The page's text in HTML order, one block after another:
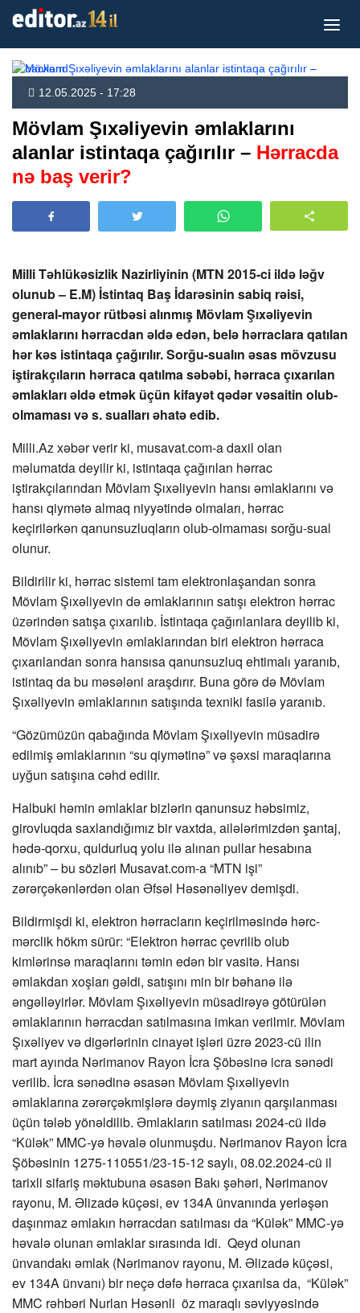
12.05.2025 - 17:28
Mövlam Şıxəliyevin əmlaklarını
alanlar istintaqa çağırılır – Hərracda
nə baş verir?
Milli Təhlükəsizlik Nazirliyinin (MTN 2015-ci ildə ləğv
olunub – E.M) İstintaq Baş İdarəsinin sabiq rəisi,
general-mayor rütbəsi alınmış Mövlam Şıxəliyevin
əmlaklarını hərracdan əldə edən, belə hərraclara qatılan
hər kəs istintaqa çağırılır. Sorğu-sualın əsas mövzusu
iştirakçıların hərraca qatılma səbəbi, hərraca çıxarılan
əmlakları əldə etmək üçün kifayət qədər vəsaitin olub-
olmaması və s. sualları əhatə edib.
Milli.Az xəbər verir ki, musavat.com-a daxil olan
məlumatda deyilir ki, istintaqa çağırılan hərrac
iştirakçılarından Mövlam Şıxəliyevin hansı əmlaklarını və
hansı qiymətə almaq niyyətində olmaları, hərrac
keçirilərkən qanunsuzluqların olub-olmaması sorğu-sual
olunur.
Bildirilir ki, hərrac sistemi tam elektronlaşandan sonra
Mövlam Şıxəliyevin də əmlaklarının satışı elektron hərrac
üzərindən satışa çıxarılıb. İstintaqa çağırılanlara deyilib ki,
Mövlam Şıxəliyevin əmlaklarından biri elektron hərraca
çıxarılandan sonra hansısa qanunsuzluq ehtimalı yaranıb,
istintaq da bu məsələni araşdırır. Buna görə də Mövlam
Şıxəliyevin əmlaklarının satışında texniki fasilə yaranıb.
“Gözümüzün qabağında Mövlam Şıxəliyevin müsadirə
edilmiş əmlaklarının “su qiymətinə” və şəxsi maraqlarına
uyğun satışına cəhd edilir.
Halbuki həmin əmlaklar bizlərin qanunsuz həbsimiz,
girovluqda saxlandığımız bir vaxtda, ailələrimizdən şantaj,
hədə-qorxu, quldurluq yolu ilə alınan pullar hesabına
alınıb” – bu sözləri Musavat.com-a “MTN işi”
zərərçəkənlərdən olan Əfsəl Həsənəliyev demişdi.
Bildirmişdi ki, elektron hərracların keçirilməsində hərc-
mərclik hökm sürür: “Elektron hərrac çevrilib olub
kimlərinsə maraqlarını təmin edən bir vasitə. Hansı
əmlakdan xoşları gəldi, satışını min bir bəhanə ilə
əngəlləyirlər. Mövlam Şıxəliyevin müsadirəyə götürülən
əmlaklarının hərracdan satılmasına imkan verilmir. Mövlam
Şıxəliyev və digərlərinin cinayət işləri üzrə 2023-cü ilin
mart ayında Nərimanov Rayon İcra Şöbəsinə icra sənədi
verilib. İcra sənədinə əsasən Mövlam Şıxəliyevin
əmlaklarına zərərçəkmişlərə dəymiş ziyanın qarşılanması
üçün tələb yönəldilib. Əmlakların satılması 2024-cü ildə
“Külək” MMC-yə həvalə olunmuşdu. Nərimanov Rayon İcra
Şöbəsinin 1275-110551/23-15-12 saylı, 08.02.2024-cü il
tarixli sifariş məktubuna əsasən Bakı şəhəri, Nərimanov
rayonu, M. Əlizadə küçəsi, ev 134A ünvanında yerləşən
daşınmaz əmlakın hərracdan satılması da “Külək” MMC-yə
həvalə olunan əmlaklar sırasında idi. Qeyd olunan
ünvandakı əmlak (Nərimanov rayonu, M. Əlizadə küçəsi,
ev 134A ünvanı) bir neçə dəfə hərraca çıxarılsa da, “Külək”
MMC rəhbəri Nurlan Həsənli öz maraqlı səviyyəsində